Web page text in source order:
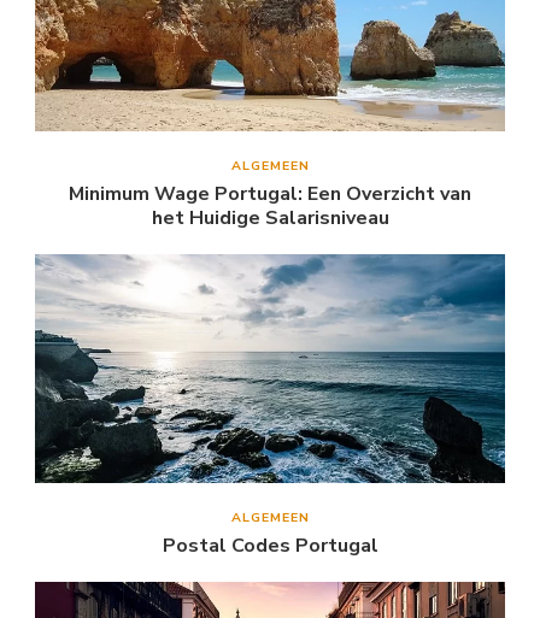
ALGEMEEN
Minimum Wage Portugal: Een Overzicht van
het Huidige Salarisniveau
ALGEMEEN
Postal Codes Portugal